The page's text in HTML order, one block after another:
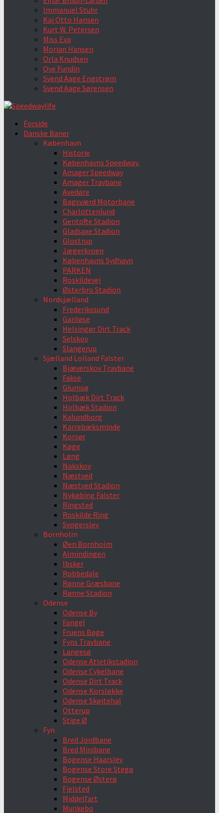
Immanuel Stuhr
Kaj Otto Hansen
Kurt W. Petersen
Miss Eva
Morian Hansen
Orla Knudsen
Ove Fundin
Svend Aage Engstrøm
Svend Aage Sørensen
Forside
Danske Baner
København
Historie
Københavns Speedway.
Amager Speedway
Amager Travbane
Avedøre
Bagsværd Motorbane
Charlottenlund
Gentofte Stadion
Gladsaxe Stadion
Glostrup
Jægerkroen
Københavns Sydhavn
PARKEN
Roskildevej
Østerbro Stadion
Nordsjælland
Frederikssund
Ganløse
Helsingør Dirt Track
Selskov
Slangerup
Sjælland Lolland Falster
Bjæverskov Travbane
Fakse
Glumsø
Holbæk Dirt Track
Holbæk Stadion
Kalundborg
Karrebæksminde
Korsør
Køge
Løng
Nakskov
Næstved
Næstved Stadion
Nykøbing Falster
Ringsted
Roskilde Ring
Svogerslev
Bornholm
Øen Bornholm
Almindingen
Ibsker
Robbedale
Rønne Græsbane
Rønne Stadion
Odense
Odense By
Fangel
Fruens Bøge
Fyns Travbane
Langesø
Odense Atletikstadion
Odense Cykelbane
Odense Dirt Track
Odense Korsløkke
Odense Skøjtehal
Otterup
Stige Ø
Fyn
Bred Jordbane
Bred Minibane
Bogense Haarslev
Bogense Store Stegø
Bogense Østerø
Fjelsted
Middelfart
Munkebo